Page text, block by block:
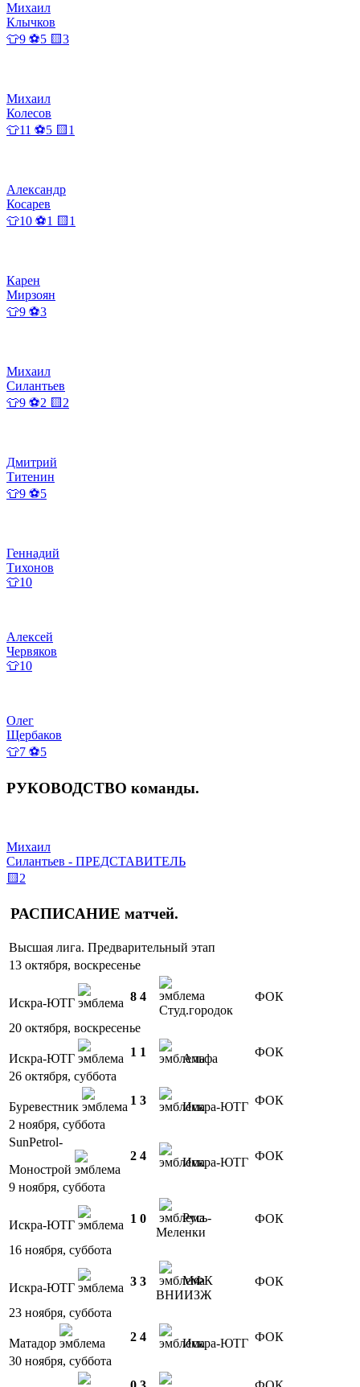
Михаил
Клычков
👕9 ⚽5 🟨3
Михаил
Колесов
👕11 ⚽5 🟨1
Александр
Косарев
👕10 ⚽1 🟨1
Карен
Мирзоян
👕9 ⚽3
Михаил
Силантьев
👕9 ⚽2 🟨2
Дмитрий
Титенин
👕9 ⚽5
Геннадий
Тихонов
👕10
Алексей
Червяков
👕10
Олег
Щербаков
👕7 ⚽5
РУКОВОДСТВО команды.
Михаил
Силантьев - ПРЕДСТАВИТЕЛЬ
🟨2
РАСПИСАНИЕ матчей.
Высшая лига. Предварительный этап
13 октября, воскресенье
Искра-ЮТГ 8 4
Студ.городок
ФОК
20 октября, воскресенье
Искра-ЮТГ 1 1 Альфа
ФОК
26 октября, суббота
Буревестник 1 3 Искра-ЮТГ ФОК
2 ноября, суббота
SunPetrol-
Монострой
2 4 Искра-ЮТГ ФОК
9 ноября, суббота
Искра-ЮТГ 1 0
Русь-
Меленки
ФОК
16 ноября, суббота
Искра-ЮТГ 3 3
МФК
ВНИИЗЖ
ФОК
23 ноября, суббота
Матадор 2 4 Искра-ЮТГ ФОК
30 ноября, суббота